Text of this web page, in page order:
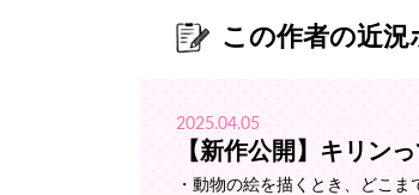
この作者の近況
2025.04.05
【新作公開】キリン
・動物の絵を描くとき、どこま